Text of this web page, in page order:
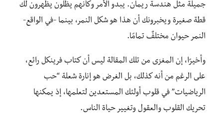
جميلة مثل هندسة ريمان. يبدو الأمر وكأنهم يظلون يظهرون لك
قطة صغيرة ويخبرونك أن هذا هو شكل النمر، بينما -في الواقع-
النمر حيوان مختلفٌ تمامًا.
وأخيرًا، إن المغزى من تلك المقالة ليس أن كتاب فرينكل رائع،
على الرغم من أنه كذلك، بل الغرض هو إنارة شعلة “حب
الرياضيات” في قلوب أولئك المستعدين لتعلمها، إذ يمكنها
تحريك القلوب والعقول وتغيير حياة الناس.